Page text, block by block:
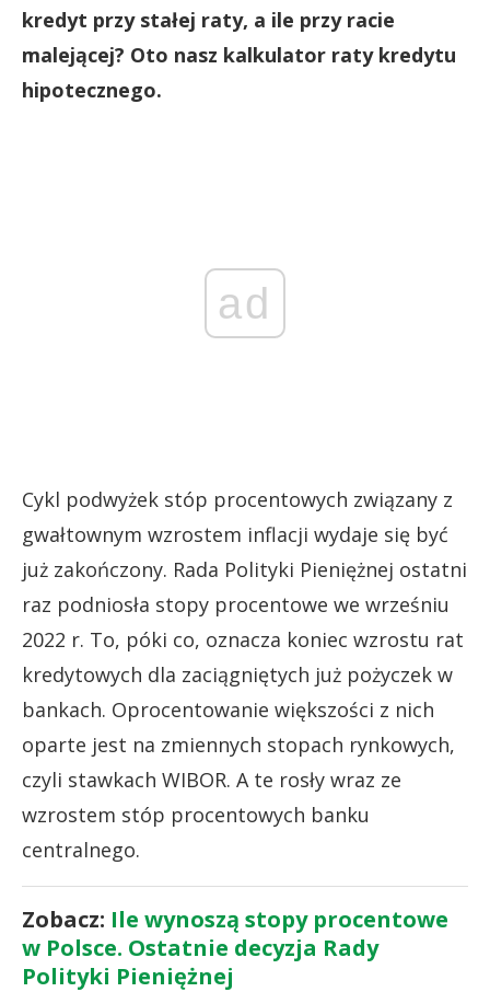
kredyt przy stałej raty, a ile przy racie
malejącej? Oto nasz kalkulator raty kredytu
hipotecznego.
ad
Cykl podwyżek stóp procentowych związany z
gwałtownym wzrostem inflacji wydaje się być
już zakończony. Rada Polityki Pieniężnej ostatni
raz podniosła stopy procentowe we wrześniu
2022 r. To, póki co, oznacza koniec wzrostu rat
kredytowych dla zaciągniętych już pożyczek w
bankach. Oprocentowanie większości z nich
oparte jest na zmiennych stopach rynkowych,
czyli stawkach WIBOR. A te rosły wraz ze
wzrostem stóp procentowych banku
centralnego.
Zobacz: Ile wynoszą stopy procentowe
w Polsce. Ostatnie decyzja Rady
Polityki Pieniężnej